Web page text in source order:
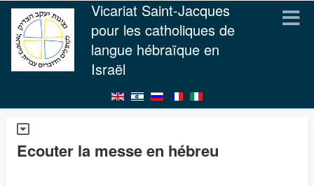
Vicariat Saint-Jacques
pour les catholiques de
langue hébraïque en
Israël
Ecouter la messe en hébreu